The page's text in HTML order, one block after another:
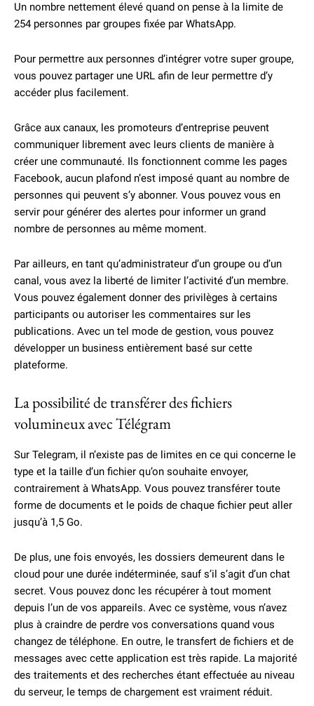
Un nombre nettement élevé quand on pense à la limite de
254 personnes par groupes fixée par WhatsApp.
Pour permettre aux personnes d’intégrer votre super groupe,
vous pouvez partager une URL afin de leur permettre d’y
accéder plus facilement.
Grâce aux canaux, les promoteurs d’entreprise peuvent
communiquer librement avec leurs clients de manière à
créer une communauté. Ils fonctionnent comme les pages
Facebook, aucun plafond n’est imposé quant au nombre de
personnes qui peuvent s’y abonner. Vous pouvez vous en
servir pour générer des alertes pour informer un grand
nombre de personnes au même moment.
Par ailleurs, en tant qu’administrateur d’un groupe ou d’un
canal, vous avez la liberté de limiter l’activité d’un membre.
Vous pouvez également donner des privilèges à certains
participants ou autoriser les commentaires sur les
publications. Avec un tel mode de gestion, vous pouvez
développer un business entièrement basé sur cette
plateforme.
La possibilité de transférer des fichiers
volumineux avec Télégram
Sur Telegram, il n’existe pas de limites en ce qui concerne le
type et la taille d’un fichier qu’on souhaite envoyer,
contrairement à WhatsApp. Vous pouvez transférer toute
forme de documents et le poids de chaque fichier peut aller
jusqu’à 1,5 Go.
De plus, une fois envoyés, les dossiers demeurent dans le
cloud pour une durée indéterminée, sauf s’il s’agit d’un chat
secret. Vous pouvez donc les récupérer à tout moment
depuis l’un de vos appareils. Avec ce système, vous n’avez
plus à craindre de perdre vos conversations quand vous
changez de téléphone. En outre, le transfert de fichiers et de
messages avec cette application est très rapide. La majorité
des traitements et des recherches étant effectuée au niveau
du serveur, le temps de chargement est vraiment réduit.